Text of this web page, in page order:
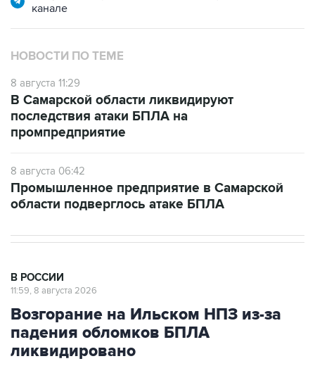
канале
НОВОСТИ ПО ТЕМЕ
8 августа 11:29
В Самарской области ликвидируют
последствия атаки БПЛА на
промпредприятие
8 августа 06:42
Промышленное предприятие в Самарской
области подверглось атаке БПЛА
В РОССИИ
11:59, 8 августа 2026
Возгорание на Ильском НПЗ из-за
падения обломков БПЛА
ликвидировано